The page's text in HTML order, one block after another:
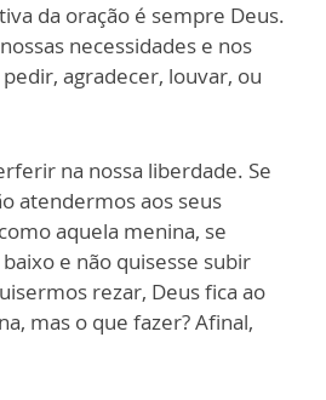
da oração é sempre Deus.
necessidades e nos
agradecer, louvar, ou
na nossa liberdade. Se
atendermos aos seus
aquela menina, se
e não quisesse subir
rezar, Deus fica ao
mas o que fazer? Afinal,